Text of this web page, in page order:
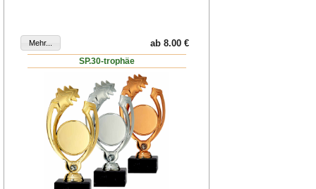
ab 8.00 €
SP.30-trophäe